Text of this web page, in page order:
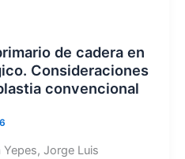
de cadera en
Consideraciones
convencional
Jorge Luis